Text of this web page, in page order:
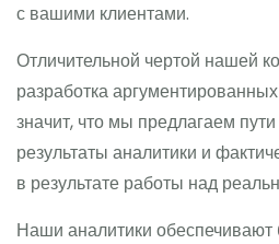
с вашими клиентами.
Отличительной чертой нашей
разработка
значит, что мы предлагаем
результаты аналитики и
в результате работы над
Наши аналитики